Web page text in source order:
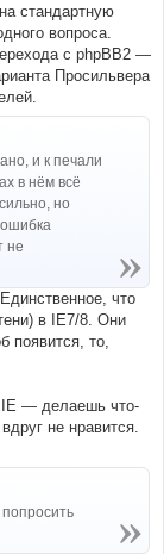
стандартную
вопроса.
с phpBB2 —
Просильвера
и к печали
в нём всё
но
не
что
в IE7/8. Они
появится, то,
IE — делаешь что-
не нравится.